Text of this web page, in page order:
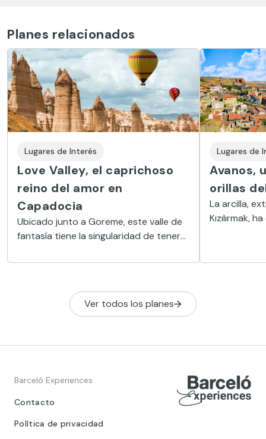
Planes relacionados
Lugares de Interés
Love Valley, el caprichoso
reino del amor en
Capadocia
Ubicado junto a Goreme, este valle de
fantasía tiene la singularidad de tener
con la forma del miembro sexual
Lugares de
Avanos,
orillas del
La arcilla,
Kızılırmak,
Ver todos los planes
Barceló Experiences
Contacto
Política de privacidad